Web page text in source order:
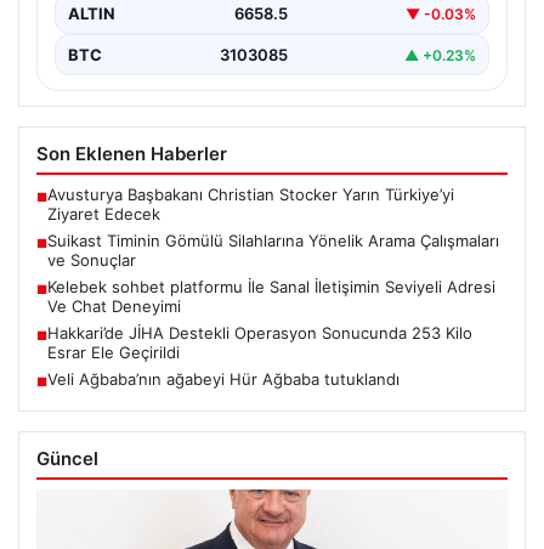
ALTIN 6658.5 ▼ -0.03%
BTC 3103085 ▲ +0.23%
Son Eklenen Haberler
■Avusturya Başbakanı Christian Stocker Yarın Türkiye’yi
Ziyaret Edecek
■Suikast Timinin Gömülü Silahlarına Yönelik Arama Çalışmaları
ve Sonuçlar
■Kelebek sohbet platformu İle Sanal İletişimin Seviyeli Adresi
Ve Chat Deneyimi
■Hakkari’de JİHA Destekli Operasyon Sonucunda 253 Kilo
Esrar Ele Geçirildi
■Veli Ağbaba’nın ağabeyi Hür Ağbaba tutuklandı
Güncel